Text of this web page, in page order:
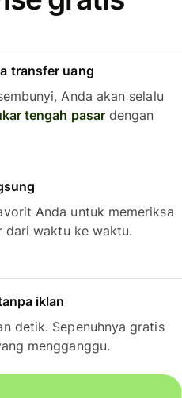
transfer uang
Anda akan selalu
tengah pasardengan
Anda untuk memeriksa
dari waktu ke waktu.
iklan
detik. Sepenuhnya gratis
mengganggu.